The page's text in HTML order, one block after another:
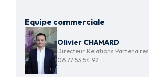
Equipe commerciale
Olivier CHAMARD
Directeur Relations Partenaires
06 77 53 54 92